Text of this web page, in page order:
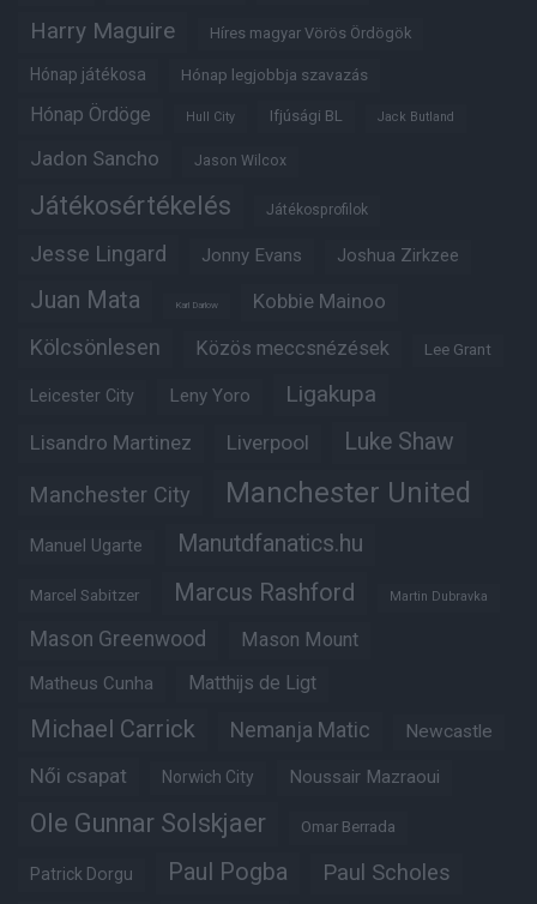
Harry Maguire Híres magyar Vörös Ördögök
Hónap játékosa Hónap legjobbja szavazás
Hónap Ördöge Hull City Ifjúsági BL Jack Butland
Jadon Sancho Jason Wilcox
Játékosértékelés Játékosprofilok
Jesse Lingard Jonny Evans Joshua Zirkzee
Juan Mata Karl Darlow Kobbie Mainoo
Kölcsönlesen Közös meccsnézések Lee Grant
Leicester City Leny Yoro Ligakupa
Lisandro Martinez Liverpool Luke Shaw
Manchester City Manchester United
Manuel Ugarte Manutdfanatics.hu
Marcel Sabitzer Marcus Rashford Martin Dubravka
Mason Greenwood Mason Mount
Matheus Cunha Matthijs de Ligt
Michael Carrick Nemanja Matic Newcastle
Női csapat Norwich City Noussair Mazraoui
Ole Gunnar Solskjaer Omar Berrada
Patrick Dorgu Paul Pogba Paul Scholes